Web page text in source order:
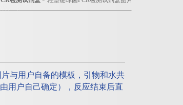
与用户自备的模板，引物和水共
用户自己确定），反应结束后直